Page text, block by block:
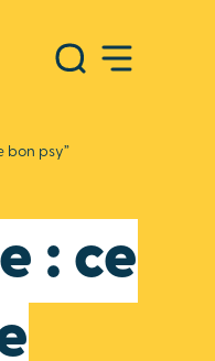
bon psy”
: ce